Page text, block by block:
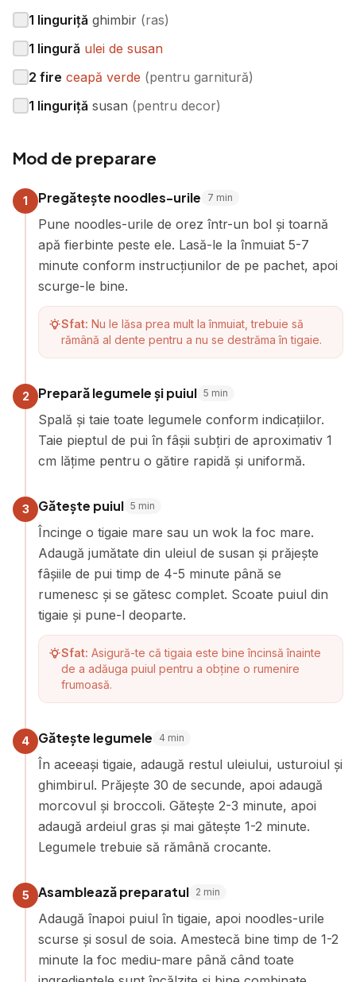
1 linguriță ghimbir (ras)
1 lingură ulei de susan
2 fire ceapă verde (pentru garnitură)
1 linguriță susan (pentru decor)
Mod de preparare
1 Pregătește noodles-urile 7 min
Pune noodles-urile de orez într-un bol și toarnă
apă fierbinte peste ele. Lasă-le la înmuiat 5-7
minute conform instrucțiunilor de pe pachet, apoi
scurge-le bine.
Sfat: Nu le lăsa prea mult la înmuiat, trebuie să
rămână al dente pentru a nu se destrăma în tigaie.
2 Prepară legumele și puiul 5 min
Spală și taie toate legumele conform indicațiilor.
Taie pieptul de pui în fâșii subțiri de aproximativ 1
cm lățime pentru o gătire rapidă și uniformă.
3 Gătește puiul 5 min
Încinge o tigaie mare sau un wok la foc mare.
Adaugă jumătate din uleiul de susan și prăjește
fâșiile de pui timp de 4-5 minute până se
rumenesc și se gătesc complet. Scoate puiul din
tigaie și pune-l deoparte.
Sfat: Asigură-te că tigaia este bine încinsă înainte
de a adăuga puiul pentru a obține o rumenire
frumoasă.
4 Gătește legumele 4 min
În aceeași tigaie, adaugă restul uleiului, usturoiul și
ghimbirul. Prăjește 30 de secunde, apoi adaugă
morcovul și broccoli. Gătește 2-3 minute, apoi
adaugă ardeiul gras și mai gătește 1-2 minute.
Legumele trebuie să rămână crocante.
5 Asamblează preparatul 2 min
Adaugă înapoi puiul în tigaie, apoi noodles-urile
scurse și sosul de soia. Amestecă bine timp de 1-2
minute la foc mediu-mare până când toate